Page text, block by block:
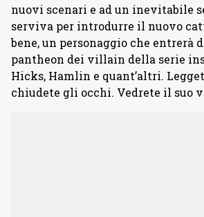
nuovi scenari e ad un inevitabile
serviva per introdurre il nuovo
bene, un personaggio che entrerà
pantheon dei villain della serie
Hicks, Hamlin e quant’altri.
chiudete gli occhi. Vedrete il suo